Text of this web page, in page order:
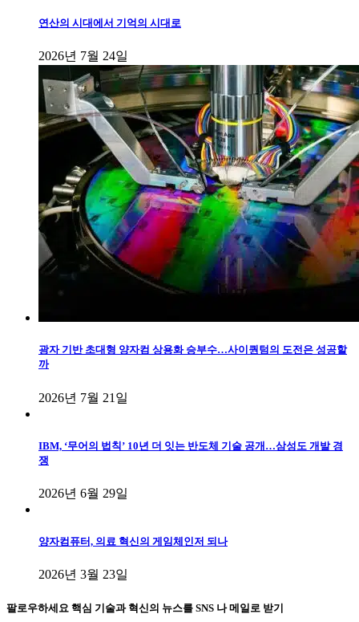
연산의 시대에서 기억의 시대로
2026년 7월 24일
광자 기반 초대형 양자컴 상용화 승부수…사이퀀텀의 도전은 성공할
까
2026년 7월 21일
IBM, ‘무어의 법칙’ 10년 더 잇는 반도체 기술 공개…삼성도 개발 경
쟁
2026년 6월 29일
양자컴퓨터, 의료 혁신의 게임체인저 되나
2026년 3월 23일
팔로우하세요 핵심 기술과 혁신의 뉴스를 SNS 나 메일로 받기